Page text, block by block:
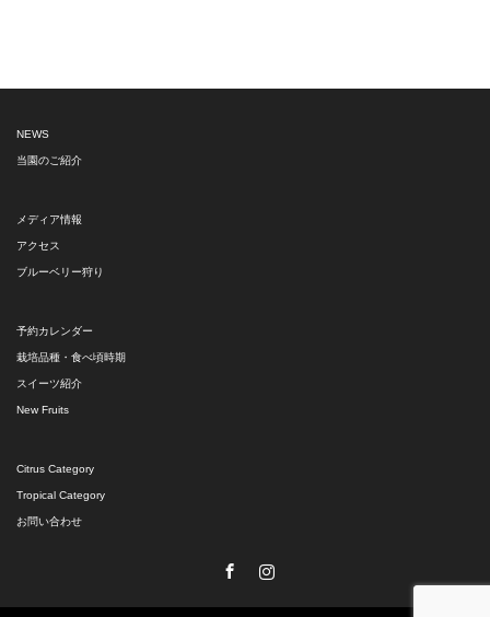
NEWS
当園のご紹介
メディア情報
アクセス
ブルーベリー狩り
予約カレンダー
栽培品種・食べ頃時期
スイーツ紹介
New Fruits
Citrus Category
Tropical Category
お問い合わせ